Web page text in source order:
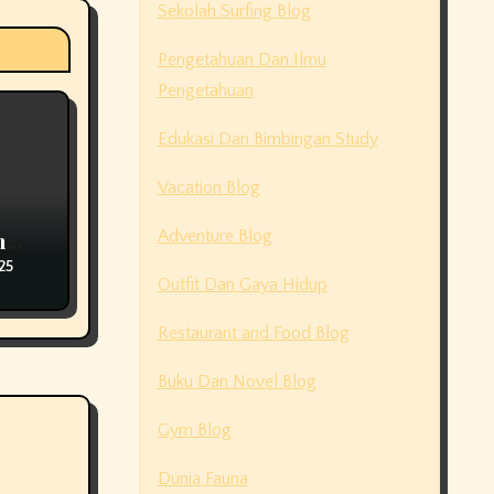
Sekolah Surfing Blog
Pengetahuan Dan Ilmu
Pengetahuan
Edukasi Dan Bimbingan Study
Vacation Blog
Adventure Blog
Outfit Dan Gaya Hidup
Restaurant and Food Blog
Buku Dan Novel Blog
Gym Blog
Dunia Fauna